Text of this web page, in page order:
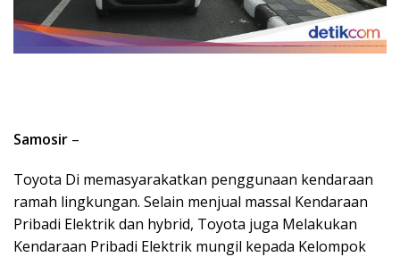
Samosir –
Toyota Di memasyarakatkan penggunaan kendaraan
ramah lingkungan. Selain menjual massal Kendaraan
Pribadi Elektrik dan hybrid, Toyota juga Melakukan
Kendaraan Pribadi Elektrik mungil kepada Kelompok